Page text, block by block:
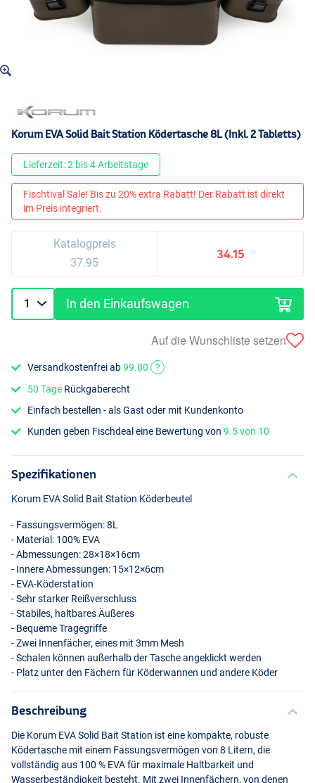
Korum EVA Solid Bait Station Ködertasche 8L (Inkl. 2 Tabletts)
Lieferzeit: 2 bis 4 Arbeitstage
Fischtival Sale! Bis zu 20% extra Rabatt! Der Rabatt ist direkt
im Preis integriert.
Katalogpreis
37.95
34.15
In den Einkaufswagen
Auf die Wunschliste setzen
Versandkostenfrei ab99.00
?
50 Tage Rückgaberecht
Einfach bestellen - als Gast oder mit Kundenkonto
Kunden geben Fischdeal eine Bewertung von9.5 von 10
Spezifikationen
Korum EVASolid Bait Station Köderbeutel
- Fassungsvermögen: 8L
- Material: 100% EVA
- Abmessungen: 28×18×16cm
- Innere Abmessungen: 15×12×6cm
- EVA-Köderstation
- Sehr starker Reißverschluss
- Stabiles, haltbares Äußeres
- Bequeme Tragegriffe
- Zwei Innenfächer, eines mit 3mm Mesh
- Schalen können außerhalb der Tasche angeklickt werden
- Platz unter den Fächern für Köderwannen und andere Köder
Beschreibung
Die Korum EVASolid Bait Station ist eine kompakte, robuste
Ködertasche mit einem Fassungsvermögen von 8 Litern, die
vollständig aus 100 % EVAfür maximale Haltbarkeit und
Wasserbeständigkeit besteht. Mit zwei Innenfächern, von denen